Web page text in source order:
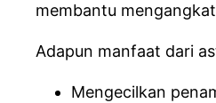
membantu
Adapun manfaat dari
Mengecilkan